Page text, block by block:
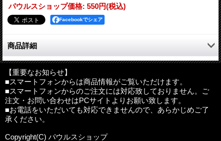
パウルスショップ価格: 550円(税込)
Facebookでシェア
商品詳細
「はーい にっこり！」のピアノ伴奏用の楽譜。「はーい にっこ
り！」の絵本やCDと、あわせてお楽しみいただけます。
作詞：河野通子
作曲：ゆりえ
編曲：小川容司
サイズ：A4
【重要なお知らせ】
■スマートフォンからは商品情報がご覧いただけます。
■スマートフォンからのご注文には対応致しておりません。ご
注文・お問い合わせはPCサイトよりお願い致します。
■お電話をいただいても対応できませんので、あらかじめご了
承ください。
Copyright(C) パウルスショップ